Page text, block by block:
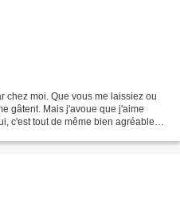
chez moi. Que vous me laissiez ou
gâtent. Mais j'avoue que j'aime
c'est tout de même bien agréable